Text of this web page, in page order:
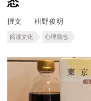
撰文 枡野俊明
阅读文化 心理励志